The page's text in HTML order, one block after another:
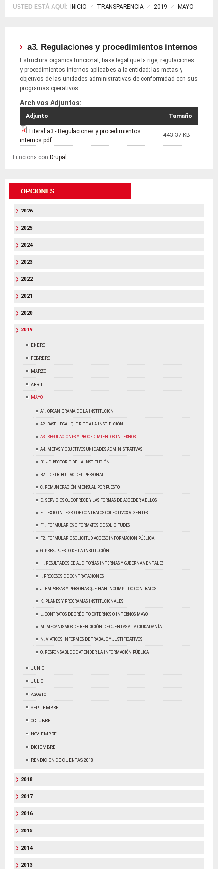
USTED ESTÁ AQUÍ: INICIO TRANSPARENCIA 2019 MAYO
a3. Regulaciones y procedimientos internos
Estructura orgánica funcional, base legal que la rige, regulaciones
y procedimientos internos aplicables a la entidad; las metas y
objetivos de las unidades administrativas de conformidad con sus
programas operativos
Archivos Adjuntos:
Adjunto Tamaño
Literal a3.- Regulaciones y procedimientos
internos.pdf
443.37 KB
Funciona con Drupal
2026
2025
2024
2023
2022
2021
2020
2019
ENERO
FEBRERO
MARZO
ABRIL
MAYO
A1. ORGANIGRAMA DE LA INSTITUCION
A2. BASE LEGAL QUE RIGE A LA INSTITUCIÓN
A3. REGULACIONES Y PROCEDIMIENTOS INTERNOS
A4. METAS Y OBJETIVOS UNIDADES ADMINISTRATIVAS
B1.- DIRECTORIO DE LA INSTITUCIÓN
B2.- DISTRIBUTIVO DEL PERSONAL
C. REMUNERACIÓN MENSUAL POR PUESTO
D. SERVICIOS QUE OFRECE Y LAS FORMAS DE ACCEDER A ELLOS
E. TEXTO INTEGRO DE CONTRATOS COLECTIVOS VIGENTES
F1. FORMULARIOS O FORMATOS DE SOLICITUDES
F2. FORMULARIO SOLICITUD ACCESO INFORMACION PÚBLICA
G. PRESUPUESTO DE LA INSTITUCIÓN
H. RESULTADOS DE AUDITORÍAS INTERNAS Y GUBERNAMENTALES
I. PROCESOS DE CONTRATACIONES
J. EMPRESAS Y PERSONAS QUE HAN INCUMPLIDO CONTRATOS
K. PLANES Y PROGRAMAS INSTITUCIONALES
L. CONTRATOS DE CRÉDITO EXTERNOS O INTERNOS MAYO
M. MECANISMOS DE RENDICIÓN DE CUENTAS A LA CIUDADANÍA
N. VIÁTICOS INFORMES DE TRABAJO Y JUSTIFICATIVOS
O. RESPONSABLE DE ATENDER LA INFORMACIÓN PÚBLICA
JUNIO
JULIO
AGOSTO
SEPTIEMBRE
OCTUBRE
NOVIEMBRE
DICIEMBRE
RENDICION DE CUENTAS 2018
2018
2017
2016
2015
2014
2013